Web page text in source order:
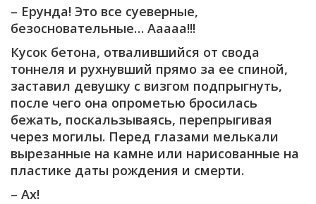
– Ерунда! Это все суеверные,
безосновательные… Ааааа!!!
Кусок бетона, отвалившийся от свода
тоннеля и рухнувший прямо за ее спиной,
заставил девушку с визгом подпрыгнуть,
после чего она опрометью бросилась
бежать, поскальзываясь, перепрыгивая
через могилы. Перед глазами мелькали
вырезанные на камне или нарисованные на
пластике даты рождения и смерти.
– Ах!